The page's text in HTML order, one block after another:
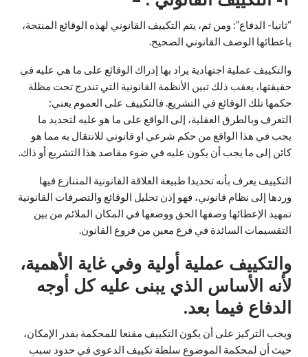
“ثانيا- الدفاع”: ومن ثم، يتم التكييف القانوني لهذه الوقائع المنتجة،
باعطائها الوصف القانوني الصحيح.
والتكييف عملية اجتهادية يراد بها إدراك الوقائع على ما هي عليه في
حقيقتها، يعقب ذلك تبين الأنظمة القانونية التي تندرج تحت مظلة
حكمها تلك الوقائع في التشريع. فالتكييف على العموم يعني:
التعرف وبالطرق العقلية، إلى الواقع على ما هو عليه لتحديد ما
يجب في هذا الواقع من حكم شرعي او قانوني للانتقال به مما هو
كائن إلى ما يجب أن يكون عليه في ضوء مقاصد هذا التشريع أو ذاك.
التكييف يعرف بأنه تحديدا طبيعة العلاقة القانونية المتنازع فيها
وردها إلى نظام قانوني، فهو إذن تحليل الوقائع والتصرفات القانونية
تمهيد الإعطائها وصفها الحق ووضعها في المكان الملائم من بين
التقسيمات السائدة في فرع معين من فروع القانون.
والتكييف عملية أولية وفي غاية الأهمية،
لأنه الأساس الذي يبنى عليه كل أوجه
الدفاع فيما بعد.
ويجب التركيز على أن يكون التكييف مقنعا للمحكمة بقدر الإمكان،
حيث أن لمحكمة الموضوع سلطة تكييف الدعوى في حدود سبب